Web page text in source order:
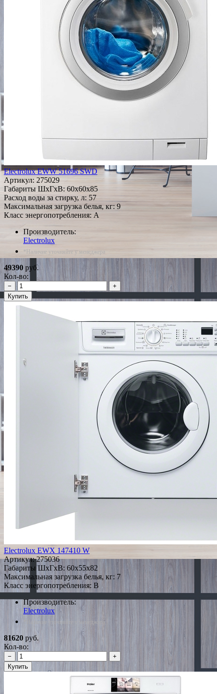
Electrolux EWW 51696 SWD
Артикул: 275029
Габариты ШxГxВ: 60x60x85
Расход воды за стирку, л: 57
Максимальная загрузка белья, кг: 9
Класс энергопотребления: A
Производитель:
Electrolux
*Наличие уточняйте у менеджера
49390 руб.
Кол-во:
−
+
Купить
Electrolux EWX 147410 W
Артикул:275036
Габариты ШxГxВ: 60x55x82
Максимальная загрузка белья, кг: 7
Класс энергопотребления: B
Производитель:
Electrolux
*Наличие уточняйте у менеджера
81620 руб.
Кол-во:
−
+
Купить